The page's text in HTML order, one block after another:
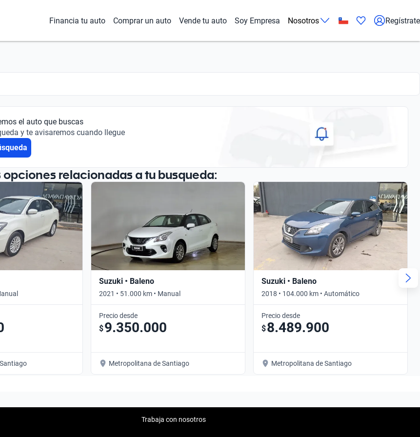
Financia tu auto Comprar un auto Vende tu auto Soy Empresa Nosotros Regístrate
el auto que buscas
y te avisaremos cuando llegue
opciones relacionadas a tu busqueda:
Suzuki • Baleno
2021 • 51.000 km • Manual
Precio desde
$9.350.000
Metropolitana de Santiago
Suzuki • Baleno
2018 • 104.000 km • Automático
Precio desde
$8.489.900
Metropolitana de Santiago
Trabaja con nosotros